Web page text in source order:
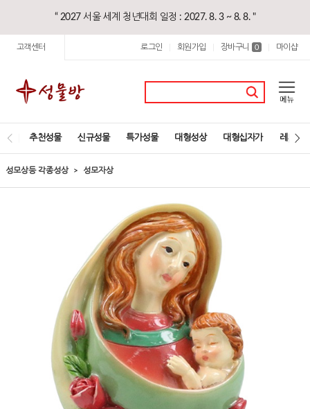
“ 2027 서울 세계 청년대회 일정 : 2027. 8. 3 ~ 8. 8. "
고객센터 로그인 회원가입 장바구니 0 마이샵
추천성물 신규성물 특가성물 대형성상 대형십자가 레지오
성모상등 각종성상 성모자상